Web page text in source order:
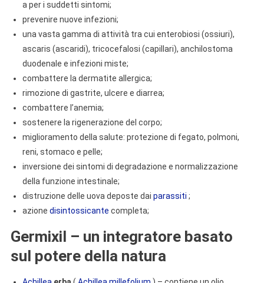
a per i suddetti sintomi;
prevenire nuove infezioni;
una vasta gamma di attività tra cui enterobiosi (ossiuri),
ascaris (ascaridi), tricocefalosi (capillari), anchilostoma
duodenale e infezioni miste;
combattere la dermatite allergica;
rimozione di gastrite, ulcere e diarrea;
combattere l’anemia;
sostenere la rigenerazione del corpo;
miglioramento della salute: protezione di fegato, polmoni,
reni, stomaco e pelle;
inversione dei sintomi di degradazione e normalizzazione
della funzione intestinale;
distruzione delle uova deposte dai parassiti ;
azione disintossicante completa;
Germixil – un integratore basato
sul potere della natura